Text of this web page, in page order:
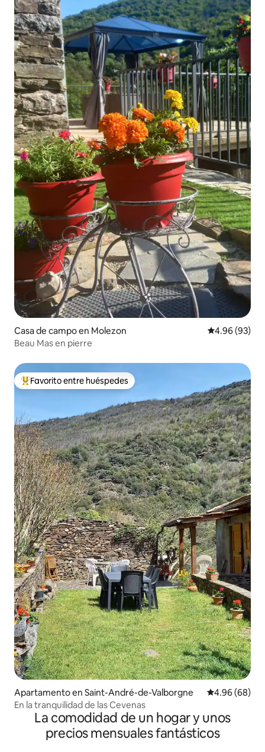
Casa de campo en Molezon Calificación
4.96 (93)
Beau Mas en pierre
Favorito entre huéspedes preferido
Favorito entre huéspedes
Apartamento en Saint-André-de-Valborgne Calificación
4.96 (68)
En la tranquilidad de las Cevenas
La comodidad de un hogar y unos
precios mensuales fantásticos